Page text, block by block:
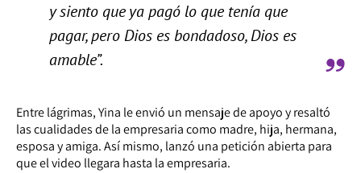
y siento que ya pagó lo que tenía que
pagar, pero Dios es bondadoso, Dios es
amable”.
Entre lágrimas, Yina le envió un mensaje de apoyo y resaltó
las cualidades de la empresaria como madre, hija, hermana,
esposa y amiga. Así mismo, lanzó una petición abierta para
que el video llegara hasta la empresaria.